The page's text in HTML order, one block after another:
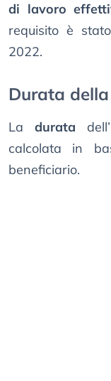
di lavoro
requisito è
2022.
Durata
La durata
calcolata in
beneficiario.